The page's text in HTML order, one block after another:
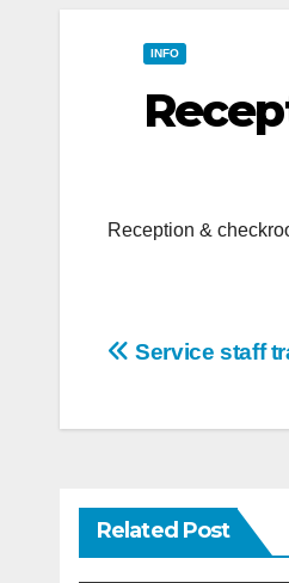
INFO
Reception &
Post
Service staff
Related Post